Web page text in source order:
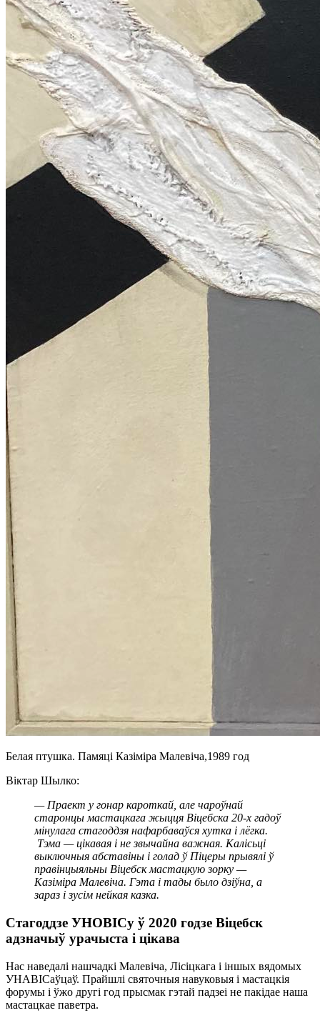
Белая птушка. Памяці Казіміра Малевіча,1989 год
Віктар Шылко:
— Праект у гонар кароткай, але чароўнай
старонцы мастацкага жыцця Віцебска 20-х гадоў
мінулага стагоддзя нафарбаваўся хутка і лёгка.
Тэма — цікавая і не звычайна важная. Калісьці
выключныя абставіны і голад ў Піцеры прывялі ў
правінцыяльны Віцебск мастацкую зорку —
Казіміра Малевіча. Гэта і тады было дзіўна, а
зараз і зусім нейкая казка.
Стагоддзе УНОВІСу ў 2020 годзе Віцебск
адзначыў урачыста і цікава
Нас наведалі нашчадкі Малевіча, Лісіцкага і іншых вядомых
УНАВІСаўцаў. Прайшлі святочныя навуковыя і мастацкія
форумы і ўжо другі год прысмак гэтай падзеі не пакідае наша
мастацкае паветра.